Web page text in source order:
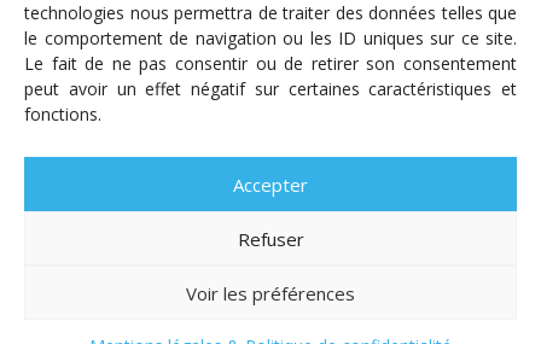
technologies nous permettra de traiter des données telles que
le comportement de navigation ou les ID uniques sur ce site.
Le fait de ne pas consentir ou de retirer son consentement
peut avoir un effet négatif sur certaines caractéristiques et
fonctions.
Accepter
Refuser
Voir les préférences
Radio Judaica Strasbourg
Tous droits réservés
RADIO JUDAÏCA
ÉMISSIONS ET GRILLE DES PROGRAMMES
PODCASTS
UN DON
ADHÉRER MENTIONS LÉGALES
RÉAL.